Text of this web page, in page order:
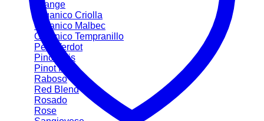
Orange
Organico Criolla
Organico Malbec
Organico Tempranillo
Petit Verdot
Pinot Gris
Pinot Noir
Raboso
Red Blend
Rosado
Rose